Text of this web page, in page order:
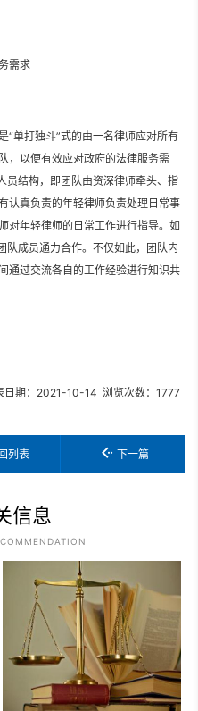
需求
“单打独斗”式的由一名律师应对所有
，以便有效应对政府的法律服务需
员结构，即团队由资深律师牵头、指
认真负责的年轻律师负责处理日常事
对年轻律师的日常工作进行指导。如
队成员通力合作。不仅如此，团队内
通过交流各自的工作经验进行知识共
日期：2021-10-14 浏览次数：1777
列表 下一篇
信息